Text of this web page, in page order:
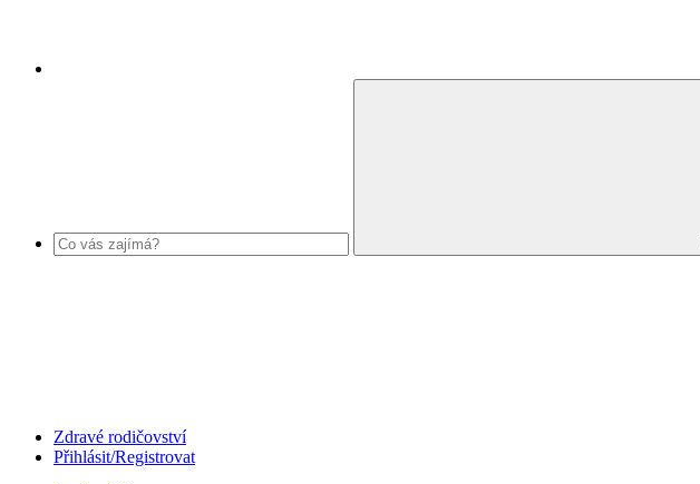
Zdravé rodičovství
Přihlásit/Registrovat